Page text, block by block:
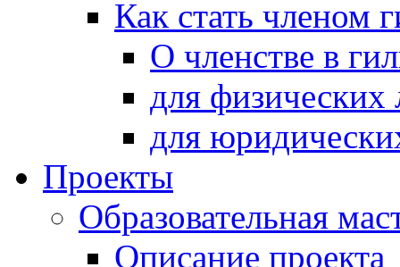
Как стать членом
О членстве в
для физических
для
Проекты
Образовательная
Описание проекта